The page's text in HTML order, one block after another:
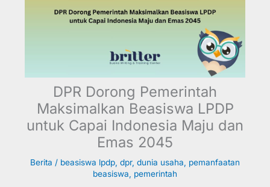
DPR Dorong Pemerintah
Maksimalkan Beasiswa LPDP
untuk Capai Indonesia Maju dan
Emas 2045
Berita / beasiswa lpdp, dpr, dunia usaha, pemanfaatan
beasiswa, pemerintah